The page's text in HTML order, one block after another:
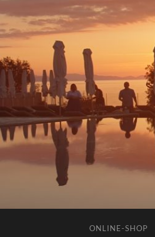
ONLINE-SHOP